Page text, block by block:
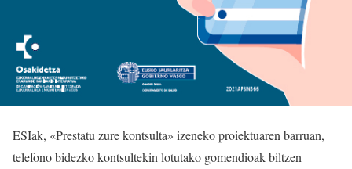
ESIak, «Prestatu zure kontsulta» izeneko proiektuaren barruan,
telefono bidezko kontsultekin lotutako gomendioak biltzen